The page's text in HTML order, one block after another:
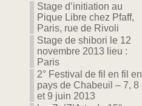
Stage d’initiation au
Pique Libre chez Pfaff,
Paris, rue de Rivoli
Stage de shibori le 12
novembre 2013 lieu :
Paris
2° Festival de fil en fil en
pays de Chabeuil – 7, 8
et 9 juin 2013